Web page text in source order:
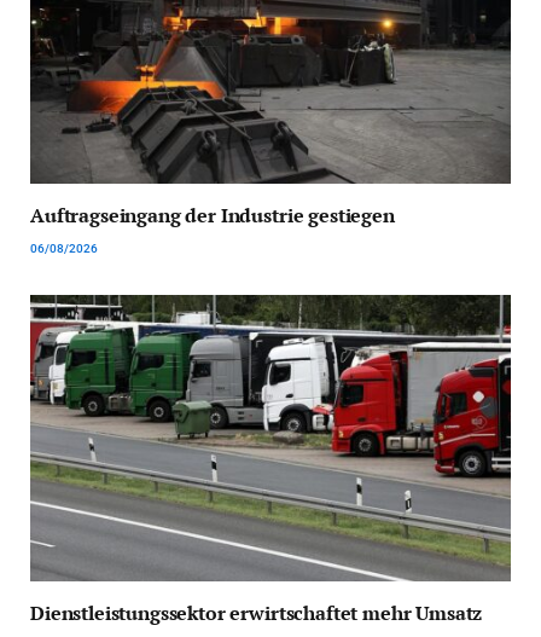
Auftragseingang der Industrie gestiegen
06/08/2026
Dienstleistungssektor erwirtschaftet mehr Umsatz